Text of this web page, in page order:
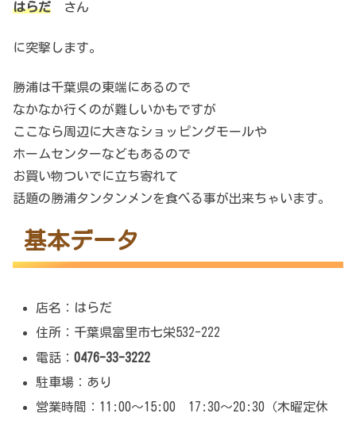
はらだ さん
に突撃します。
勝浦は千葉県の東端にあるので
なかなか行くのが難しいかもですが
ここなら周辺に大きなショッピングモールや
ホームセンターなどもあるので
お買い物ついでに立ち寄れて
話題の勝浦タンタンメンを食べる事が出来ちゃいます。
基本データ
店名：はらだ
住所：千葉県富里市七栄532-222
電話：0476-33-3222
駐車場：あり
営業時間：11:00～15:00 17:30～20:30（木曜定休